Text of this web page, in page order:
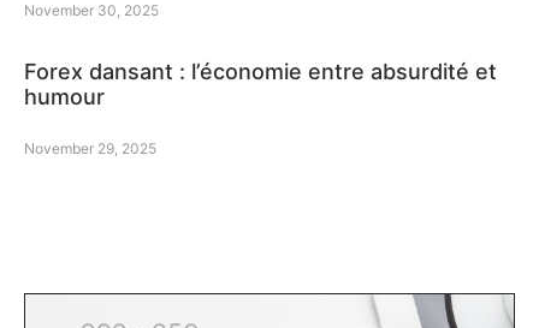
November 30, 2025
Forex dansant : l’économie entre absurdité et
humour
November 29, 2025